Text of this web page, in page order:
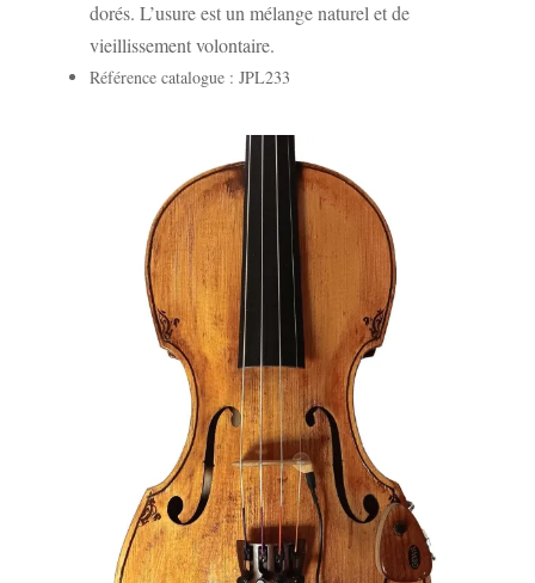
dorés. L’usure est un mélange naturel et de
vieillissement volontaire.
Référence catalogue : JPL233